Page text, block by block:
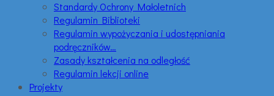
Standardy Ochrony Małoletnich
Regulamin Biblioteki
Regulamin wypożyczania i udostępniania
podręczników…
Zasady kształcenia na odległość
Regulamin lekcji online
Projekty